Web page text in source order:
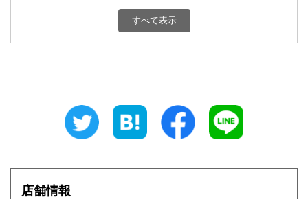
300円 富山県
300円 三重県
大阪府
すべて表示
店舗情報